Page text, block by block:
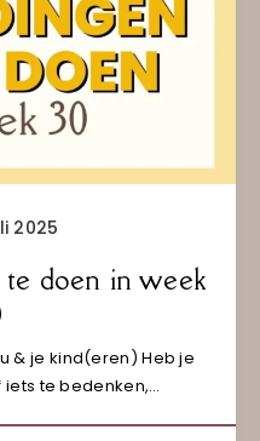
2025
doen in week
& je kind(eren) Heb je
te bedenken,…